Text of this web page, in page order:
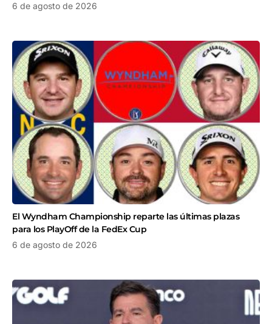
6 de agosto de 2026
El Wyndham Championship reparte las últimas plazas
para los PlayOff de la FedEx Cup
6 de agosto de 2026